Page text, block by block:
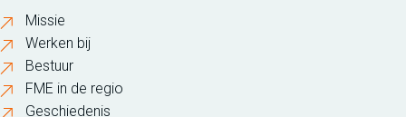
Missie
Werken bij
Bestuur
FME in de regio
Geschiedenis